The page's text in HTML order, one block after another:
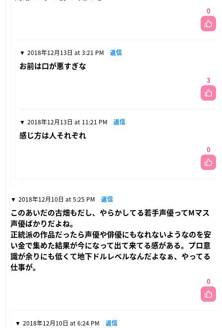
0
2018年12月13日 at 3:21 PM 返信
お前は口が悪すぎな
3
2018年12月13日 at 11:21 PM 返信
感じ方は人それぞれ
0
2018年12月10日 at 5:25 PM 返信
このあいだの古畑もだし、やらかしてる若手声優ってMマス
声優ばかりだよね。
正統派の作品だったら声優や俳優にもなれないようなのを安
い金で集めた結果が今になって出て来てる感がある。プロ意
識が余りにも低くて地下ドルレベルなんだよなぁ、やってる
仕事が。
0
2018年12月10日 at 6:24 PM 返信